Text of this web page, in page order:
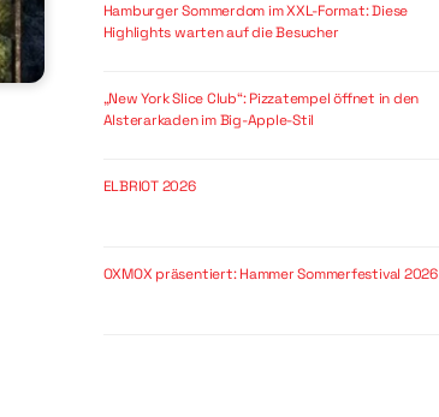
Hamburger Sommerdom im XXL-Format: Diese
Highlights warten auf die Besucher
„New York Slice Club“: Pizzatempel öffnet in den
Alsterarkaden im Big-Apple-Stil
ELBRIOT 2026
OXMOX präsentiert: Hammer Sommerfestival 2026